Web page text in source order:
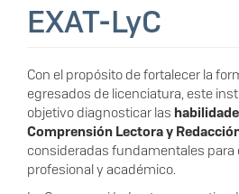
EXAT-LyC
Con el propósito de fortalecer la
egresados de licenciatura, este
objetivo diagnosticar las
Comprensión Lectora y
consideradas fundamentales para
profesional y académico.